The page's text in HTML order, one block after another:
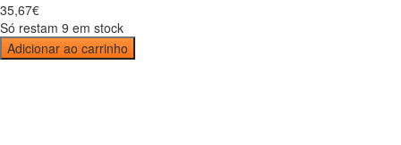
35,67€
Só restam 9 em stock
Adicionar ao carrinho